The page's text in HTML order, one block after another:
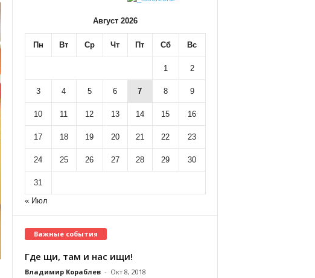
Август 2026
Пн Вт Ср Чт Пт Сб Вс
1 2
3 4 5 6 7 8 9
10 11 12 13 14 15 16
17 18 19 20 21 22 23
24 25 26 27 28 29 30
31
« Июл
Важные события
Где щи, там и нас ищи!
Владимир Кораблев - Окт 8, 2018